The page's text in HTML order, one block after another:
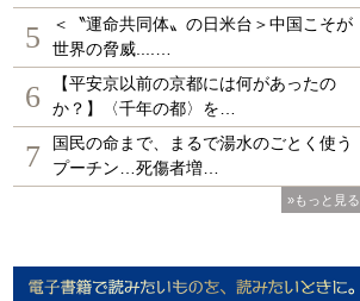
5
＜〝運命共同体〟の日米台＞中国こそが
世界の脅威....…
6
【平安京以前の京都には何があったの
か？】〈千年の都〉を…
7
国民の命まで、まるで湯水のごとく使う
プーチン…死傷者増…
»もっと見る